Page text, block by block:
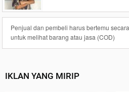
Penjual dan pembeli harus bertemu
untuk melihat barang atau jasa (COD)
IKLAN YANG MIRIP